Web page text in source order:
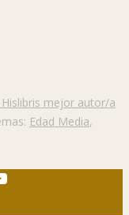
mejor autor/a
Edad Media,